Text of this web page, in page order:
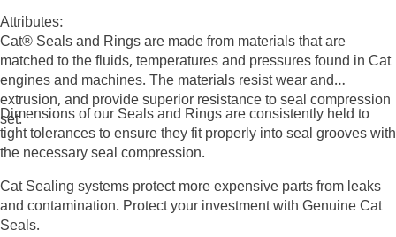
Attributes:
Cat® Seals and Rings are made from materials that are
matched to the fluids, temperatures and pressures found in Cat
engines and machines. The materials resist wear and
extrusion, and provide superior resistance to seal compression
set.
Dimensions of our Seals and Rings are consistently held to
tight tolerances to ensure they fit properly into seal grooves with
the necessary seal compression.
Cat Sealing systems protect more expensive parts from leaks
and contamination. Protect your investment with Genuine Cat
Seals.